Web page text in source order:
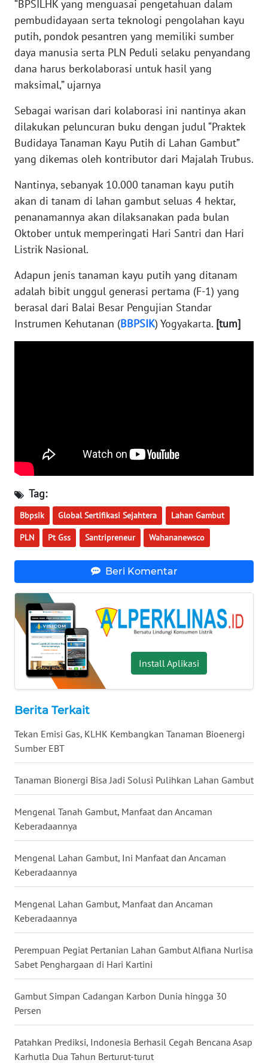
“BPSILHK yang menguasai pengetahuan dalam
pembudidayaan serta teknologi pengolahan kayu
putih, pondok pesantren yang memiliki sumber
daya manusia serta PLN Peduli selaku penyandang
dana harus berkolaborasi untuk hasil yang
maksimal,” ujarnya
Sebagai warisan dari kolaborasi ini nantinya akan
dilakukan peluncuran buku dengan judul “Praktek
Budidaya Tanaman Kayu Putih di Lahan Gambut”
yang dikemas oleh kontributor dari Majalah Trubus.
Nantinya, sebanyak 10.000 tanaman kayu putih
akan di tanam di lahan gambut seluas 4 hektar,
penanamannya akan dilaksanakan pada bulan
Oktober untuk memperingati Hari Santri dan Hari
Listrik Nasional.
Adapun jenis tanaman kayu putih yang ditanam
adalah bibit unggul generasi pertama (F-1) yang
berasal dari Balai Besar Pengujian Standar
Instrumen Kehutanan (BBPSIK) Yogyakarta. [tum]
Tag:
Bbpsik Global Sertifikasi Sejahtera Lahan Gambut
PLN Pt Gss Santripreneur Wahananewsco
Beri Komentar
Install Aplikasi
Berita Terkait
Tekan Emisi Gas, KLHK Kembangkan Tanaman Bioenergi
Sumber EBT
Tanaman Bionergi Bisa Jadi Solusi Pulihkan Lahan Gambut
Mengenal Tanah Gambut, Manfaat dan Ancaman
Keberadaannya
Mengenal Lahan Gambut, Ini Manfaat dan Ancaman
Keberadaannya
Mengenal Lahan Gambut, Manfaat dan Ancaman
Keberadaannya
Perempuan Pegiat Pertanian Lahan Gambut Alfiana Nurlisa
Sabet Penghargaan di Hari Kartini
Gambut Simpan Cadangan Karbon Dunia hingga 30
Persen
Patahkan Prediksi, Indonesia Berhasil Cegah Bencana Asap
Karhutla Dua Tahun Berturut-turut
WN
KALTARA
WN
KALSEL
KALTIM
WN
SULSEL
WN
GORONTALO
WN
SULUT
WN
MALUKU
MALUT
WN
NIAS
WN
LANGKAT
WN
TAPANULI
WN
TANJUNG
LESUNG
WN
KARO
WN
WN
LABUHANBATU
WN
TAPANULI
TENGAH
WN DELI
SERDANG
TEBING
TINGGI
WN
PAKPAK
WN
KARAWANG
WN
BEKASI